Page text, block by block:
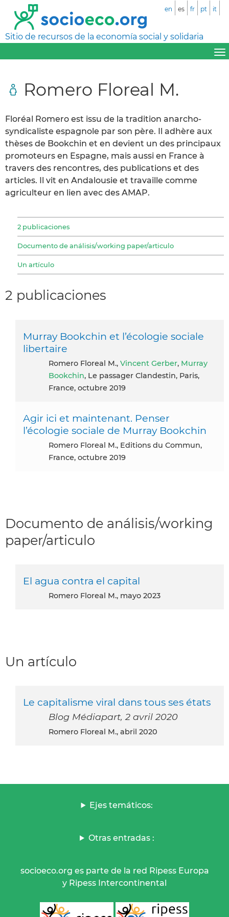
Sitio de recursos de la economía social y solidaria
en es fr pt it
Romero Floreal M.
Floréal Romero est issu de la tradition anarcho-
syndicaliste espagnole par son père. Il adhère aux
thèses de Bookchin et en devient un des principaux
promoteurs en Espagne, mais aussi en France à
travers des rencontres, des publications et des
articles. Il vit en Andalousie et travaille comme
agriculteur en lien avec des AMAP.
2 publicaciones
Documento de análisis/working paper/articulo
Un artículo
2 publicaciones
Murray Bookchin et l’écologie sociale
libertaire
Romero Floreal M., Vincent Gerber, Murray
Bookchin, Le passager Clandestin, Paris,
France, octubre 2019
Agir ici et maintenant. Penser
l’écologie sociale de Murray Bookchin
Romero Floreal M., Editions du Commun,
France, octubre 2019
Documento de análisis/working
paper/articulo
El agua contra el capital
Romero Floreal M., mayo 2023
Un artículo
Le capitalisme viral dans tous ses états
Blog Médiapart, 2 avril 2020
Romero Floreal M., abril 2020
Ejes temáticos:
Otras entradas :
socioeco.org es parte de la red Ripess Europa
y Ripess Intercontinental